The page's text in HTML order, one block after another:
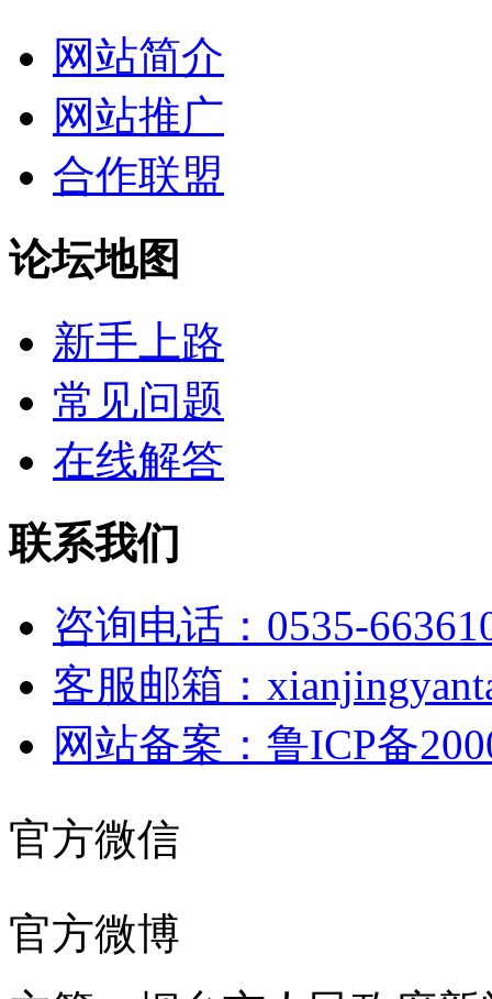
网站简介
网站推广
合作联盟
论坛地图
新手上路
常见问题
在线解答
联系我们
咨询电话：0535-
客服邮箱：
网站备案：鲁ICP备
官方微信
官方微博